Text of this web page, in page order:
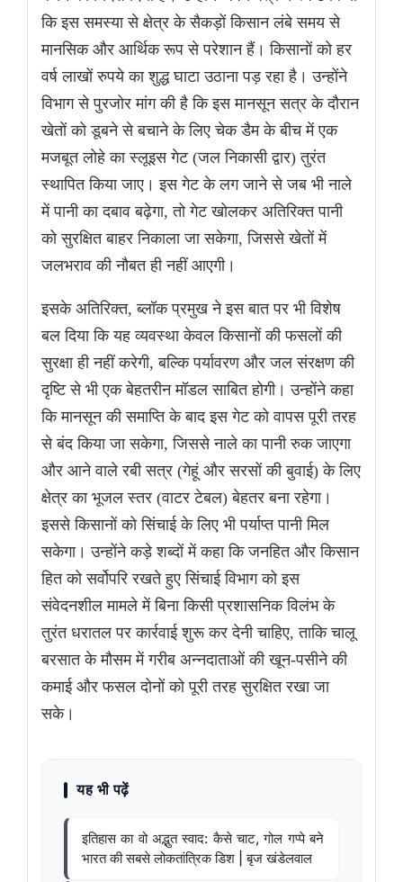
कि इस समस्या से क्षेत्र के सैकड़ों किसान लंबे समय से
मानसिक और आर्थिक रूप से परेशान हैं। किसानों को हर
वर्ष लाखों रुपये का शुद्ध घाटा उठाना पड़ रहा है। उन्होंने
विभाग से पुरजोर मांग की है कि इस मानसून सत्र के दौरान
खेतों को डूबने से बचाने के लिए चेक डैम के बीच में एक
मजबूत लोहे का स्लूइस गेट (जल निकासी द्वार) तुरंत
स्थापित किया जाए। इस गेट के लग जाने से जब भी नाले
में पानी का दबाव बढ़ेगा, तो गेट खोलकर अतिरिक्त पानी
को सुरक्षित बाहर निकाला जा सकेगा, जिससे खेतों में
जलभराव की नौबत ही नहीं आएगी।
इसके अतिरिक्त, ब्लॉक प्रमुख ने इस बात पर भी विशेष
बल दिया कि यह व्यवस्था केवल किसानों की फसलों की
सुरक्षा ही नहीं करेगी, बल्कि पर्यावरण और जल संरक्षण की
दृष्टि से भी एक बेहतरीन मॉडल साबित होगी। उन्होंने कहा
कि मानसून की समाप्ति के बाद इस गेट को वापस पूरी तरह
से बंद किया जा सकेगा, जिससे नाले का पानी रुक जाएगा
और आने वाले रबी सत्र (गेहूं और सरसों की बुवाई) के लिए
क्षेत्र का भूजल स्तर (वाटर टेबल) बेहतर बना रहेगा।
इससे किसानों को सिंचाई के लिए भी पर्याप्त पानी मिल
सकेगा। उन्होंने कड़े शब्दों में कहा कि जनहित और किसान
हित को सर्वोपरि रखते हुए सिंचाई विभाग को इस
संवेदनशील मामले में बिना किसी प्रशासनिक विलंभ के
तुरंत धरातल पर कार्रवाई शुरू कर देनी चाहिए, ताकि चालू
बरसात के मौसम में गरीब अन्नदाताओं की खून-पसीने की
कमाई और फसल दोनों को पूरी तरह सुरक्षित रखा जा
सके।
यह भी पढ़ें
इतिहास का वो अद्भुत स्वाद: कैसे चाट, गोल गप्पे बने
भारत की सबसे लोकतांत्रिक डिश | बृज खंडेलवाल